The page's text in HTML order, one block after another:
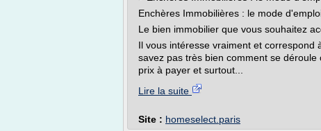
Enchères Immobilières : le mode
Le bien immobilier que vous souhaitez
Il vous intéresse vraiment et
savez pas très bien comment se
prix à payer et surtout...
Lire la suite
Site : homeselect.paris